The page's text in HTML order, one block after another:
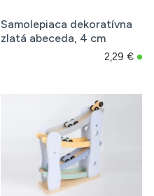
Samolepiaca dekoratívna
zlatá abeceda, 4 cm
2,29 €